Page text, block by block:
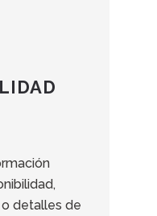
detalles de